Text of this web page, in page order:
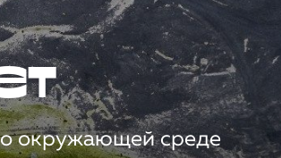
окружающей среде